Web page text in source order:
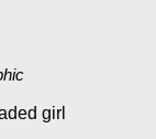
girl